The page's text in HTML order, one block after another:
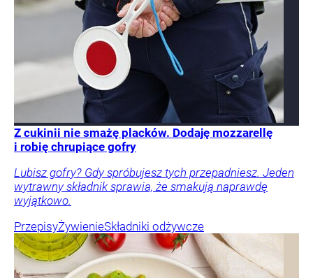
Z cukinii nie smażę placków. Dodaję mozzarellę
i robię chrupiące gofry
Lubisz gofry? Gdy spróbujesz tych przepadniesz. Jeden
wytrawny składnik sprawia, że smakują naprawdę
wyjątkowo.
PrzepisyŻywienieSkładniki odżywcze